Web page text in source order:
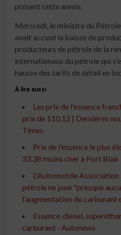
présent cette année.
Mercredi, le ministre du
avait accusé la baisse de
producteurs de pétrole de la
internationaux du pétrole qui
hausse des tarifs de détail en
À lire aussi
Les prix de l'essence
prix de 110,12 | Dernières
Times
Prix ​​de l'essence le plus
33,38 moins cher à Port
L'Automobile
pétrole ne joue "presque
l'augmentation du carburant
Essence, diesel,
carburant - Autonews